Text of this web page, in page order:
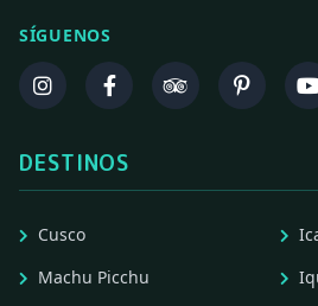
SÍGUENOS
DESTINOS
Cusco
Machu Picchu